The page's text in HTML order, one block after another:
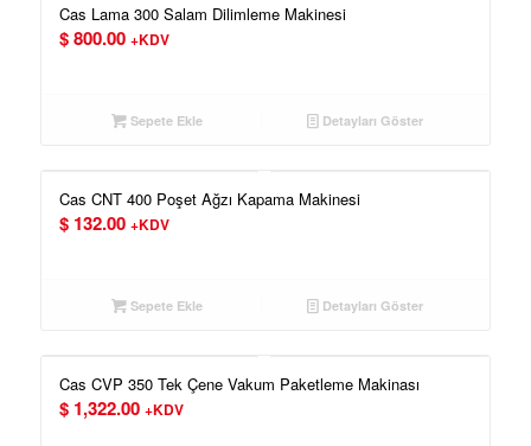
Cas Lama 300 Salam Dilimleme Makinesi
$800.00 +KDV
Sepete Ekle Detayları Göster
Cas CNT 400 Poşet Ağzı Kapama Makinesi
$132.00 +KDV
Sepete Ekle Detayları Göster
Cas CVP 350 Tek Çene Vakum Paketleme Makinası
$1,322.00 +KDV